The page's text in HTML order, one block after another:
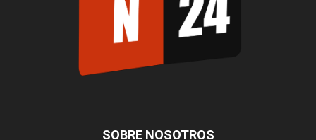
SOBRE NOSOTROS